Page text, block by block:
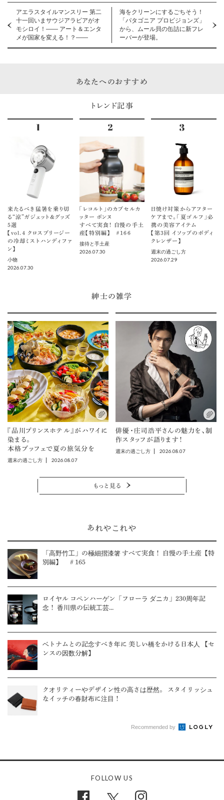
アエラスタイルマンスリー 第二
十一回いまサウジアラビアがオ
モシロイ！―― アート＆エンタ
メが国家を変える！？――
海をクリーンにするごちそう！
「パタゴニア プロビジョンズ」
から、ムール貝の缶詰に新フレ
ーバーが登場。
あなたへのおすすめ
トレンド記事
来たるべき猛暑を乗り切
る“涼”ガジェット＆グッズ
5選
【vol.４ クロスブリージー
の冷却ミストハンディファ
ン】
小物
2026.07.30
「レコルト」のカプセルカ
ッター ボンヌ
すべて実食！ 自慢の手土
産【特別編】 ＃166
接待と手土産
2026.07.30
日焼け対策からアフター
ケアまで。「夏ゴルフ」必
携の美容アイテム
【第3回 イソップのボディ
クレンザー】
週末の過ごし方
2026.07.29
紳士の雑学
『品川プリンスホテル』がハワイに
染まる。
本格ブッフェで夏の旅気分を
週末の過ごし方 2026.08.07
俳優・庄司浩平さんの魅力を、制
作スタッフが語ります！
週末の過ごし方 2026.08.07
もっと見る
あれやこれや
「高野竹工」の極細摺漆箸 すべて実食！ 自慢の手土産【特
別編】 ＃165
ロイヤル コペンハーゲン「フローラ ダニカ」230周年記
念！ 香川県の伝統工芸...
ベトナムとの記念すべき年に 美しい橋をかける日本人 【セ
ンスの因数分解】
クオリティーやデザイン性の高さは歴然。 スタイリッシュ
なイッチの春財布に注目！
Recommended by
FOLLOW US